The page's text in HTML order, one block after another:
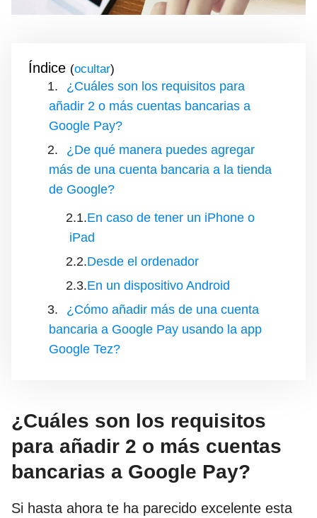
Índice ( )
¿Cuáles son los requisitos para
añadir 2 o más cuentas bancarias a
Google Pay?
¿De qué manera puedes agregar
más de una cuenta bancaria a la tienda
de Google?
En caso de tener un iPhone o
iPad
Desde el ordenador
En un dispositivo Android
¿Cómo añadir más de una cuenta
bancaria a Google Pay usando la app
Google Tez?
¿Cuáles son los requisitos
para añadir 2 o más cuentas
bancarias a Google Pay?
Si hasta ahora te ha parecido excelente esta